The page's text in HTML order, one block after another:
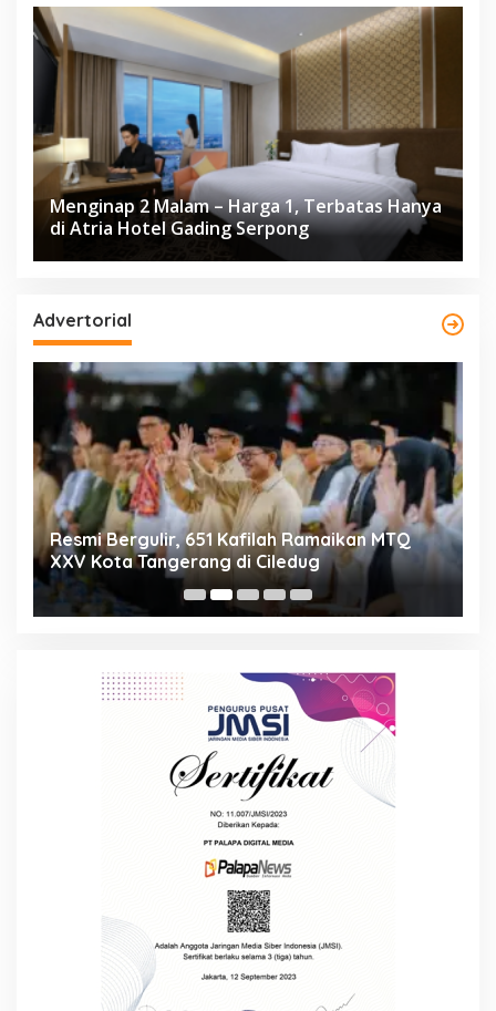
Menginap 2 Malam – Harga 1, Terbatas Hanya
di Atria Hotel Gading Serpong
Advertorial
Resmi Bergulir, 651 Kafilah Ramaikan MTQ
XXV Kota Tangerang di Ciledug